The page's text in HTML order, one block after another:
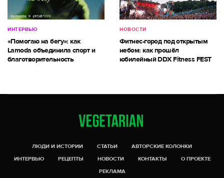
ИНТЕРВЬЮ
«Помогаю на бегу»: как
Lamoda объединила спорт и
благотворительность
НОВОСТИ
Фитнес-город под открытым
небом: как прошёл
юбилейный DDX Fitness FEST
ЛЮДИ И ИСТОРИИ СТАТЬИ
АВТОРСКИЕ КОЛОНКИ
ИНТЕРВЬЮ
РЕЦЕПТЫ НОВОСТИ КОНТАКТЫ
О ПРОЕКТЕ
РЕКЛАМА